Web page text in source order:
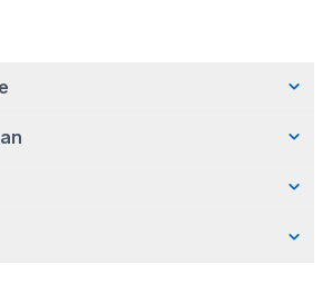
de forma responsable
gratis